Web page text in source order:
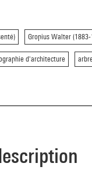
Gropius Walter (1883-
d'architecture arbre